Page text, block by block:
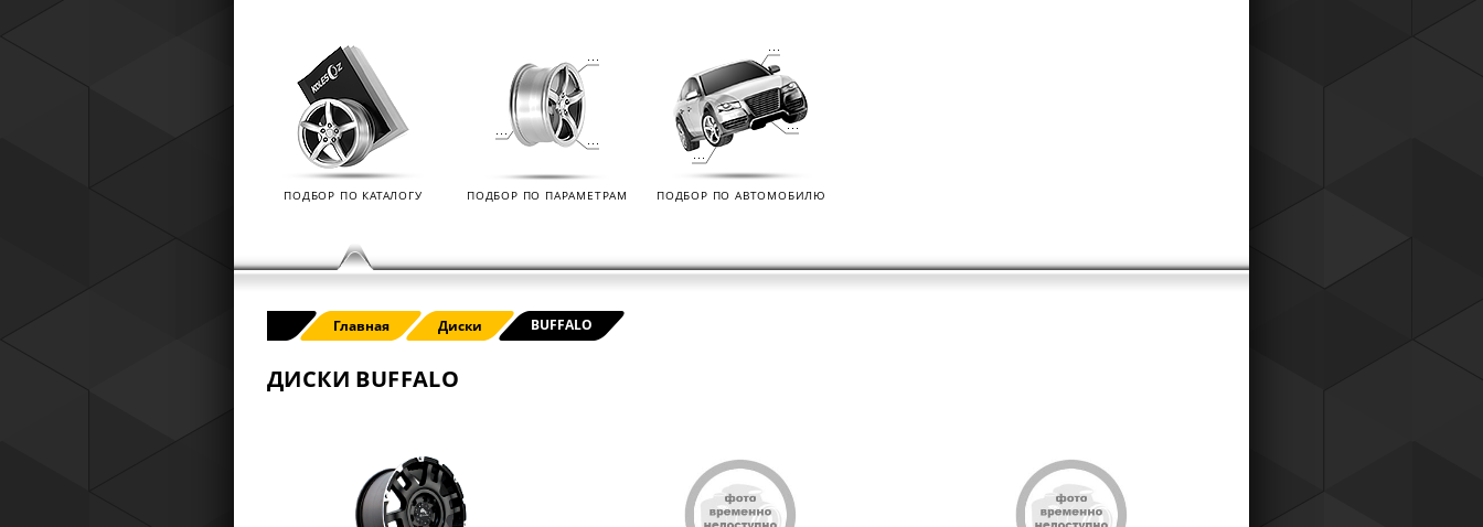
01.01.2025
Расширенная гарантия Nokian Tyres (Ikon
Tyres) защищает от эксплуатационных
повреждений — проколов, порезов,
разрывов и вздутий боковины.
Мы продаем датчики давления в колеса
на все автомобили.
ПОДБОР ПО КАТАЛОГУ ПОДБОР ПО ПАРАМЕТРАМ ПОДБОР ПО АВТОМОБИЛЮ
Главная Диски BUFFALO
ДИСКИ BUFFALO